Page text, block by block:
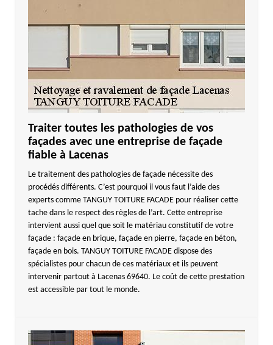
Traiter toutes les pathologies de vos
façades avec une entreprise de façade
fiable à Lacenas
Le traitement des pathologies de façade nécessite des
procédés différents. C’est pourquoi il vous faut l’aide des
experts comme TANGUY TOITURE FACADE pour réaliser cette
tache dans le respect des règles de l’art. Cette entreprise
intervient aussi quel que soit le matériau constitutif de votre
façade : façade en brique, façade en pierre, façade en béton,
façade en bois. TANGUY TOITURE FACADE dispose des
spécialistes pour chacun de ces matériaux et ils peuvent
intervenir partout à Lacenas 69640. Le coût de cette prestation
est accessible par tout le monde.